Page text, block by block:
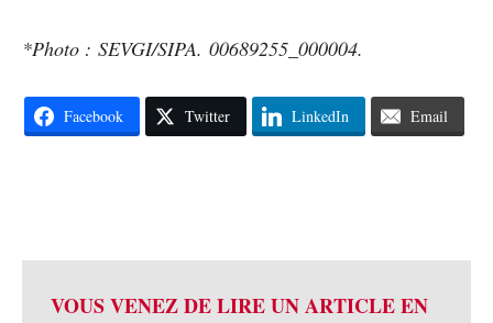
*Photo : SEVGI/SIPA. 00689255_000004.
Facebook Twitter LinkedIn Email
VOUS VENEZ DE LIRE UN ARTICLE EN